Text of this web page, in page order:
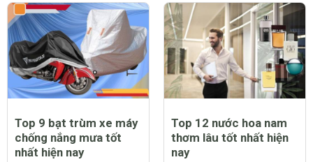
Top 9 bạt trùm xe máy
chống nắng mưa tốt
nhất hiện nay
Top 12 nước hoa nam
thơm lâu tốt nhất hiện
nay